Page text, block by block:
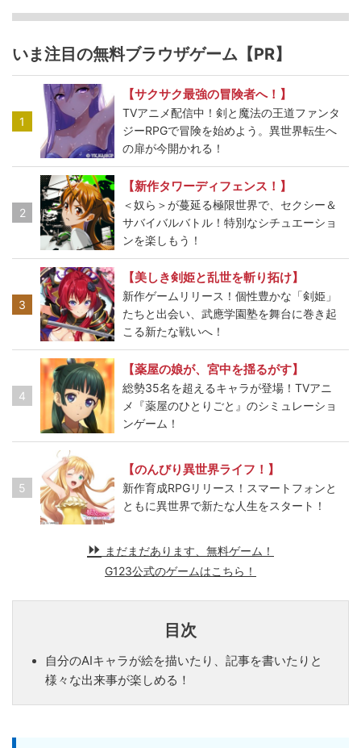
いま注目の無料ブラウザゲーム【PR】
1
【サクサク最強の冒険者へ！】
TVアニメ配信中！剣と魔法の王道ファンタ
ジーRPGで冒険を始めよう。異世界転生へ
の扉が今開かれる！
2
【新作タワーディフェンス！】
＜奴ら＞が蔓延る極限世界で、セクシー＆
サバイバルバトル！特別なシチュエーショ
ンを楽しもう！
3
【美しき剣姫と乱世を斬り拓け】
新作ゲームリリース！個性豊かな「剣姫」
たちと出会い、武應学園塾を舞台に巻き起
こる新たな戦いへ！
4
【薬屋の娘が、宮中を揺るがす】
総勢35名を超えるキャラが登場！TVアニ
メ『薬屋のひとりごと』のシミュレーショ
ンゲーム！
5
【のんびり異世界ライフ！】
新作育成RPGリリース！スマートフォンと
ともに異世界で新たな人生をスタート！
まだまだあります、無料ゲーム！
G123公式のゲームはこちら！
目次
自分のAIキャラが絵を描いたり、記事を書いたりと
様々な出来事が楽しめる！